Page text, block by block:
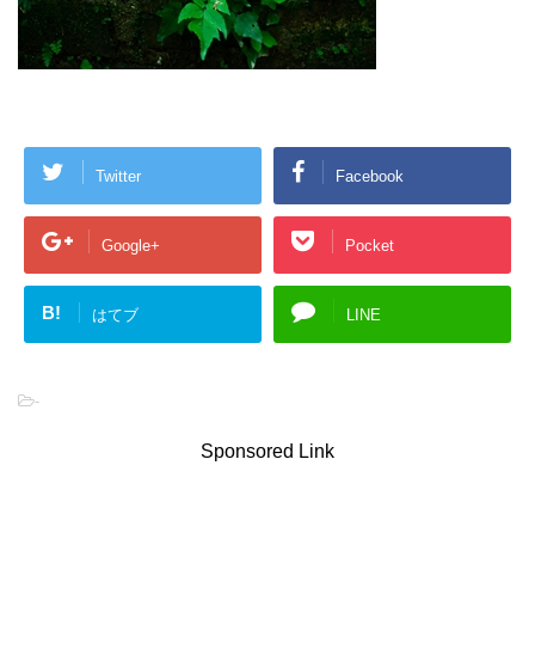
Twitter Facebook
Google+ Pocket
B! はてブ LINE
-
Sponsored Link